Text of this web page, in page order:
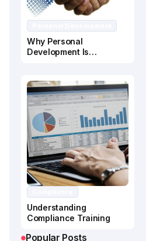
Why Personal
Development Is
Understanding
Compliance Training
Popular Posts